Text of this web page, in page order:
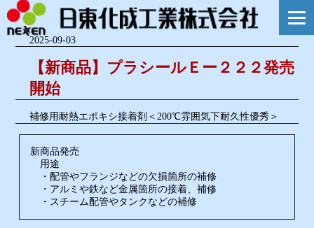
2025-09-03
【新商品】プラシールＥー２２２発売
開始
補修用耐熱エポキシ接着剤＜200℃雰囲気下耐久性優秀＞
新商品発売
用途
・配管やフランジなどの欠損箇所の補修
・アルミや鉄など金属箇所の接着、補修
・スチーム配管やタンクなどの補修